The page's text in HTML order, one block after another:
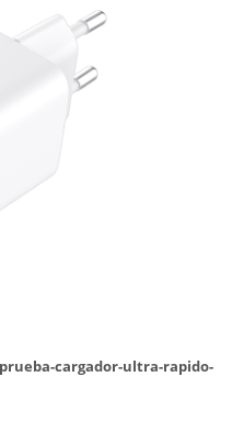
cargador-ultra-rapido-